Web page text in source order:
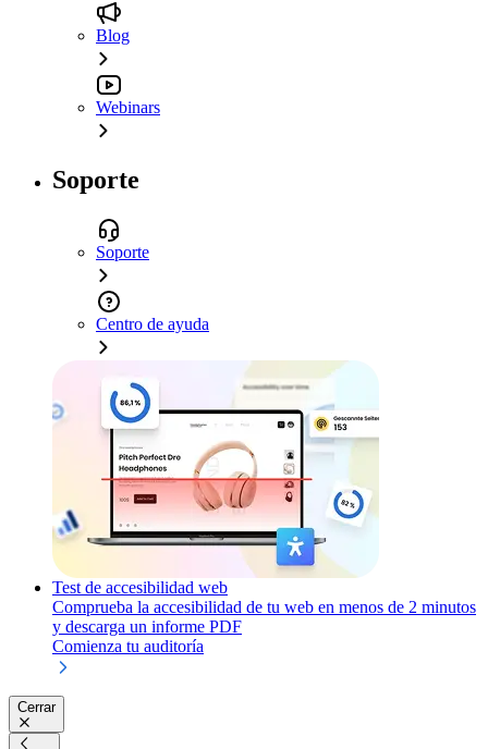
Blog
Webinars
Soporte
Soporte
Centro de ayuda
Test de accesibilidad web
Comprueba la accesibilidad de tu web en menos de 2 minutos
y descarga un informe PDF
Comienza tu auditoría
Cerrar